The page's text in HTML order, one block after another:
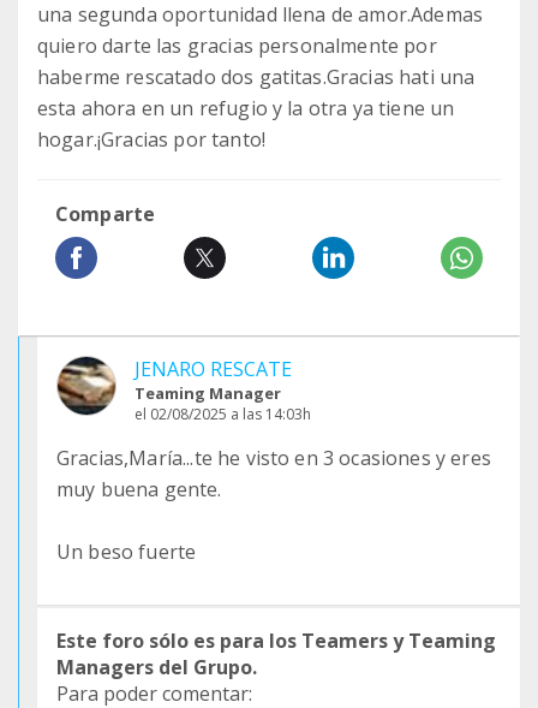
una segunda oportunidad llena de amor.Ademas
quiero darte las gracias personalmente por
haberme rescatado dos gatitas.Gracias hati una
esta ahora en un refugio y la otra ya tiene un
hogar.¡Gracias por tanto!
Comparte
JENARO RESCATE
Teaming Manager
el 02/08/2025 a las 14:03h
Gracias,María...te he visto en 3 ocasiones y eres
muy buena gente.
Un beso fuerte
Este foro sólo es para los Teamers y Teaming
Managers del Grupo.
Para poder comentar: